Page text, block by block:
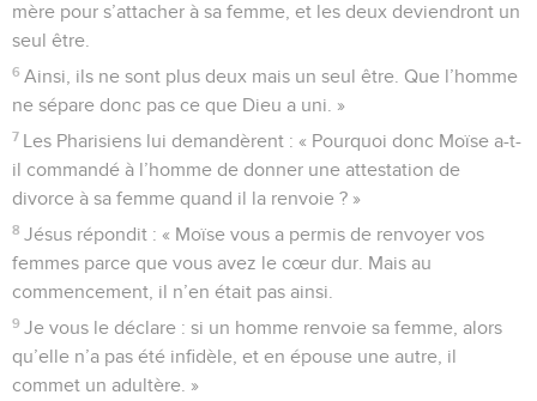
mère pour s’attacher à sa femme, et les deux deviendront un
seul être.
6 Ainsi, ils ne sont plus deux mais un seul être. Que l’homme
ne sépare donc pas ce que Dieu a uni. »
7 Les Pharisiens lui demandèrent : « Pourquoi donc Moïse a-t-
il commandé à l’homme de donner une attestation de
divorce à sa femme quand il la renvoie ? »
8 Jésus répondit : « Moïse vous a permis de renvoyer vos
femmes parce que vous avez le cœur dur. Mais au
commencement, il n’en était pas ainsi.
9 Je vous le déclare : si un homme renvoie sa femme, alors
qu’elle n’a pas été infidèle, et en épouse une autre, il
commet un adultère. »